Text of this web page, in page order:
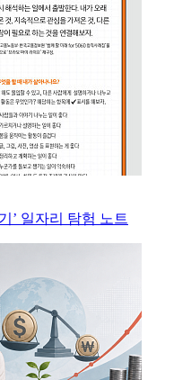
’ 일자리 탐험 노트